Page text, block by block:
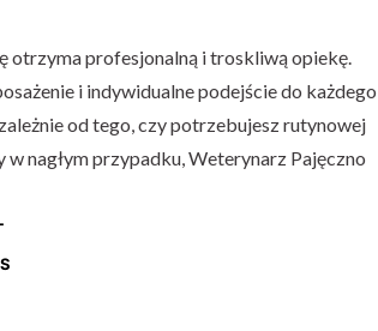
otrzyma profesjonalną i troskliwą opiekę.
i indywidualne podejście do każdego
od tego, czy potrzebujesz rutynowej
nagłym przypadku, Weterynarz Pajęczno